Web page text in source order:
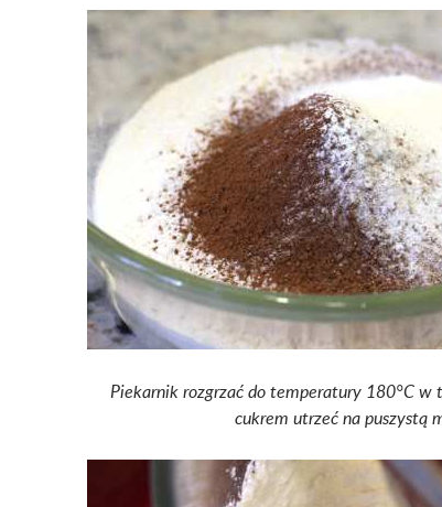
Piekarnik rozgrzać do temperatury 180°C w
cukrem utrzeć na puszystą